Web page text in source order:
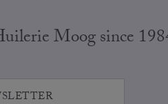
Moog since